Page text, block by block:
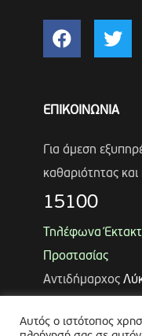
ΕΠΙΚΟΙΝΩΝΙΑ
Για άμεση
καθαριότητας
15100
Τηλέφωνα
Προστασίας
Αντιδήμαρχος
Αυτός ο ιστότοπος